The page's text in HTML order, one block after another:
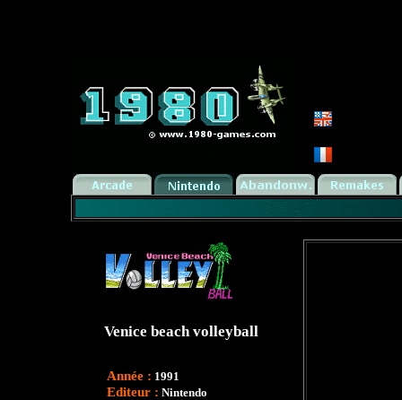
Venice beach volleyball
Année : 1991
Editeur : Nintendo